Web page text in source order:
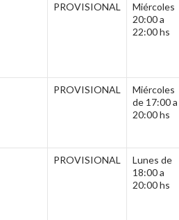
PROVISIONAL
Miércoles
20:00 a
22:00 hs
PROVISIONAL
Miércoles
de 17:00 a
20:00 hs
PROVISIONAL
Lunes de
18:00 a
20:00 hs